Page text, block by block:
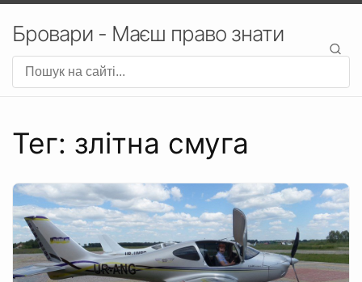
Бровари - Маєш право знати
Тег: злітна смуга